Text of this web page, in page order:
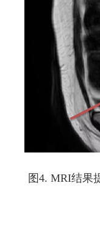
图4. MRI结果